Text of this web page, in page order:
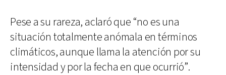
Pese a su rareza, aclaró que “no es una
situación totalmente anómala en términos
climáticos, aunque llama la atención por su
intensidad y por la fecha en que ocurrió”.